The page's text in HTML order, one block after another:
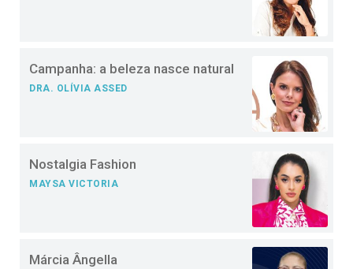
Campanha: a beleza nasce natural
DRA. OLÍVIA ASSED
Nostalgia Fashion
MAYSA VICTORIA
Márcia Ângella